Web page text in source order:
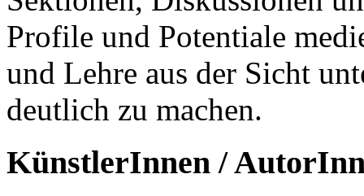
Profile und Potentiale
und Lehre aus der Sicht
deutlich zu machen.
KünstlerInnen /